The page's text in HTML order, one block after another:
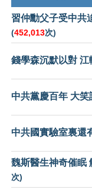
習仲勳父子受中
(452,013次)
錢學森沉默以對 江
中共黨慶百年 大笑
中共國實驗室裏還
魏斯醫生神奇催眠
次)